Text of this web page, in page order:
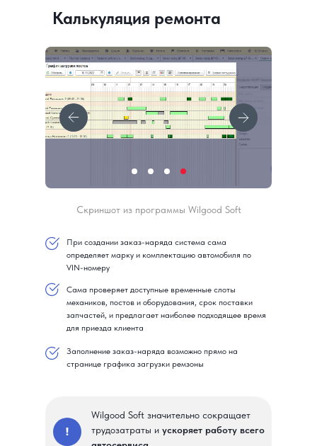
Cкриншот из программы Wilgood Soft
Калькуляция ремонта
При создании заказ-наряда система сама
определяет марку и комплектацию автомобиля по
VIN-номеру
Заполнение заказ-наряда возможно прямо на
странице графика загрузки ремзоны
Сама проверяет доступные временные слоты
механиков, постов и оборудования, срок поставки
запчастей, и предлагает наиболее подходящее время
для приезда клиента
Wilgood Soft значительно сокращает
трудозатраты и ускоряет работу всего
!